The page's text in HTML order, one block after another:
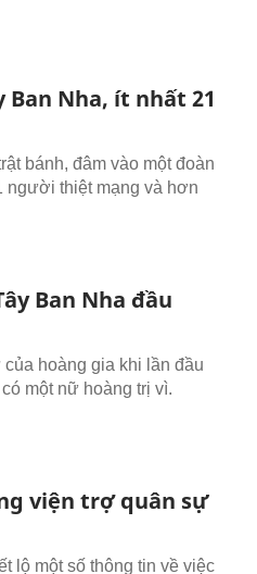
Ban Nha, ít nhất 21
bánh, đâm vào một đoàn
người thiệt mạng và hơn
Ban Nha đầu
hoàng gia khi lần đầu
một nữ hoàng trị vì.
viện trợ quân sự
lộ một số thông tin về việc